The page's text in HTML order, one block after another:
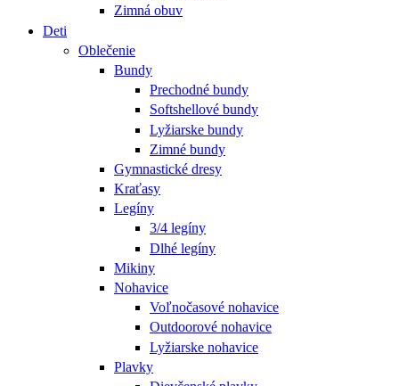
Zimná obuv
Deti
Oblečenie
Bundy
Prechodné bundy
Softshellové bundy
Lyžiarske bundy
Zimné bundy
Gymnastické dresy
Kraťasy
Legíny
3/4 legíny
Dlhé legíny
Mikiny
Nohavice
Voľnočasové nohavice
Outdoorové nohavice
Lyžiarske nohavice
Plavky